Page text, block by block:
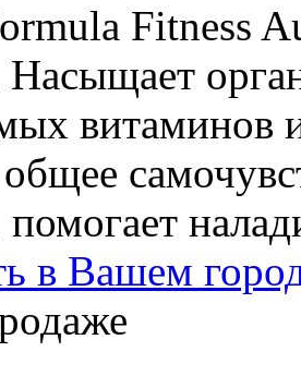
Fitness
витаминов
помогает
в Вашем